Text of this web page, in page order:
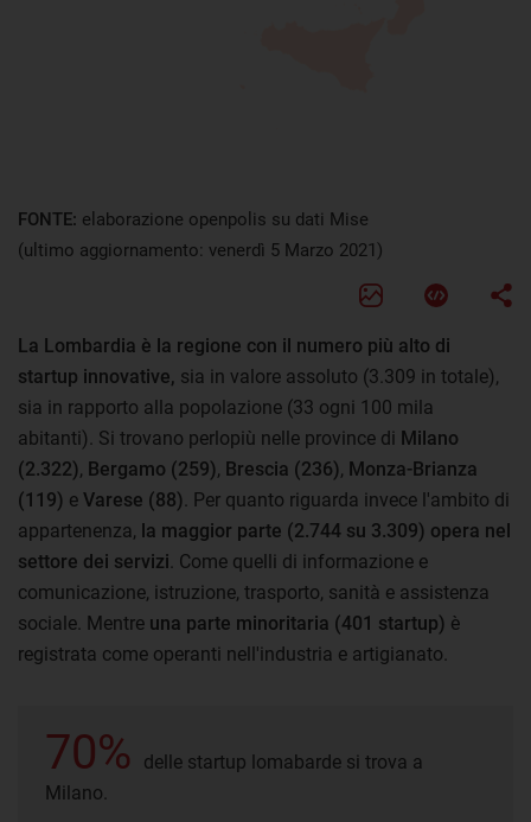
FONTE: elaborazione openpolis su dati Mise
(ultimo aggiornamento: venerdì 5 Marzo 2021)
La Lombardia è la regione con il numero più alto di
startup innovative, sia in valore assoluto (3.309 in totale),
sia in rapporto alla popolazione (33 ogni 100 mila
abitanti). Si trovano perlopiù nelle province di Milano
(2.322), Bergamo (259), Brescia (236), Monza-Brianza
(119) e Varese (88) . Per quanto riguarda invece l'ambito di
appartenenza, la maggior parte (2.744 su 3.309) opera nel
settore dei servizi . Come quelli di informazione e
comunicazione, istruzione, trasporto, sanità e assistenza
sociale. Mentre una parte minoritaria (401 startup) è
registrata come operanti nell'industria e artigianato.
70%
delle startup lomabarde si trova a
Milano.